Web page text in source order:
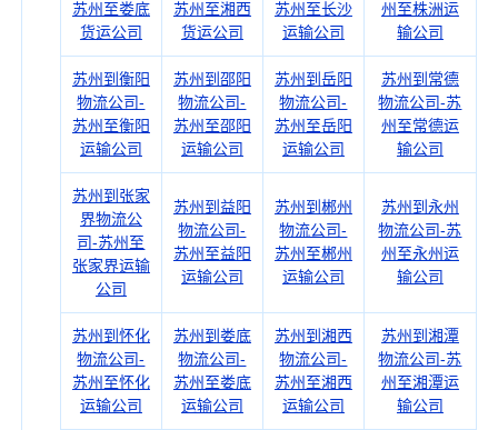
苏州至娄底
货运公司
苏州至湘西
货运公司
苏州至长沙
运输公司
州至株洲运
输公司
苏州到衡阳
物流公司-
苏州至衡阳
运输公司
苏州到邵阳
物流公司-
苏州至邵阳
运输公司
苏州到岳阳
物流公司-
苏州至岳阳
运输公司
苏州到常德
物流公司-苏
州至常德运
输公司
苏州到张家
界物流公
司-苏州至
张家界运输
公司
苏州到益阳
物流公司-
苏州至益阳
运输公司
苏州到郴州
物流公司-
苏州至郴州
运输公司
苏州到永州
物流公司-苏
州至永州运
输公司
苏州到怀化
物流公司-
苏州至怀化
运输公司
苏州到娄底
物流公司-
苏州至娄底
运输公司
苏州到湘西
物流公司-
苏州至湘西
运输公司
苏州到湘潭
物流公司-苏
州至湘潭运
输公司